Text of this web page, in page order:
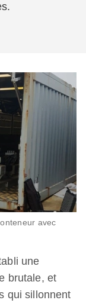
avec
une
brutale, et
qui sillonnent